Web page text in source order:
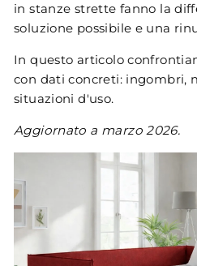
in stanze strette fanno la
soluzione possibile e una
In questo articolo
con dati concreti: ingombri,
situazioni d'uso.
Aggiornato a marzo 2026.